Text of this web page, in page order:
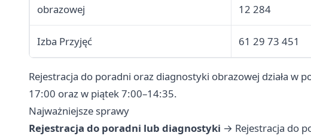
obrazowej
12 284
Izba Przyjęć 61 29 73 451
Rejestracja do poradni oraz diagnostyki obrazowej działa w
17:00 oraz w piątek 7:00–14:35.
Najważniejsze sprawy
Rejestracja do poradni lub diagnostyki → Rejestracja do